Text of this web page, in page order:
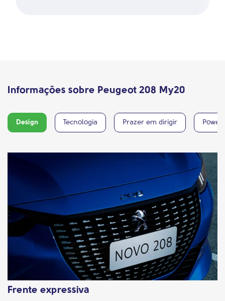
Informações sobre Peugeot 208 My20
Design Tecnologia Prazer em dirigir Power
Frente expressiva